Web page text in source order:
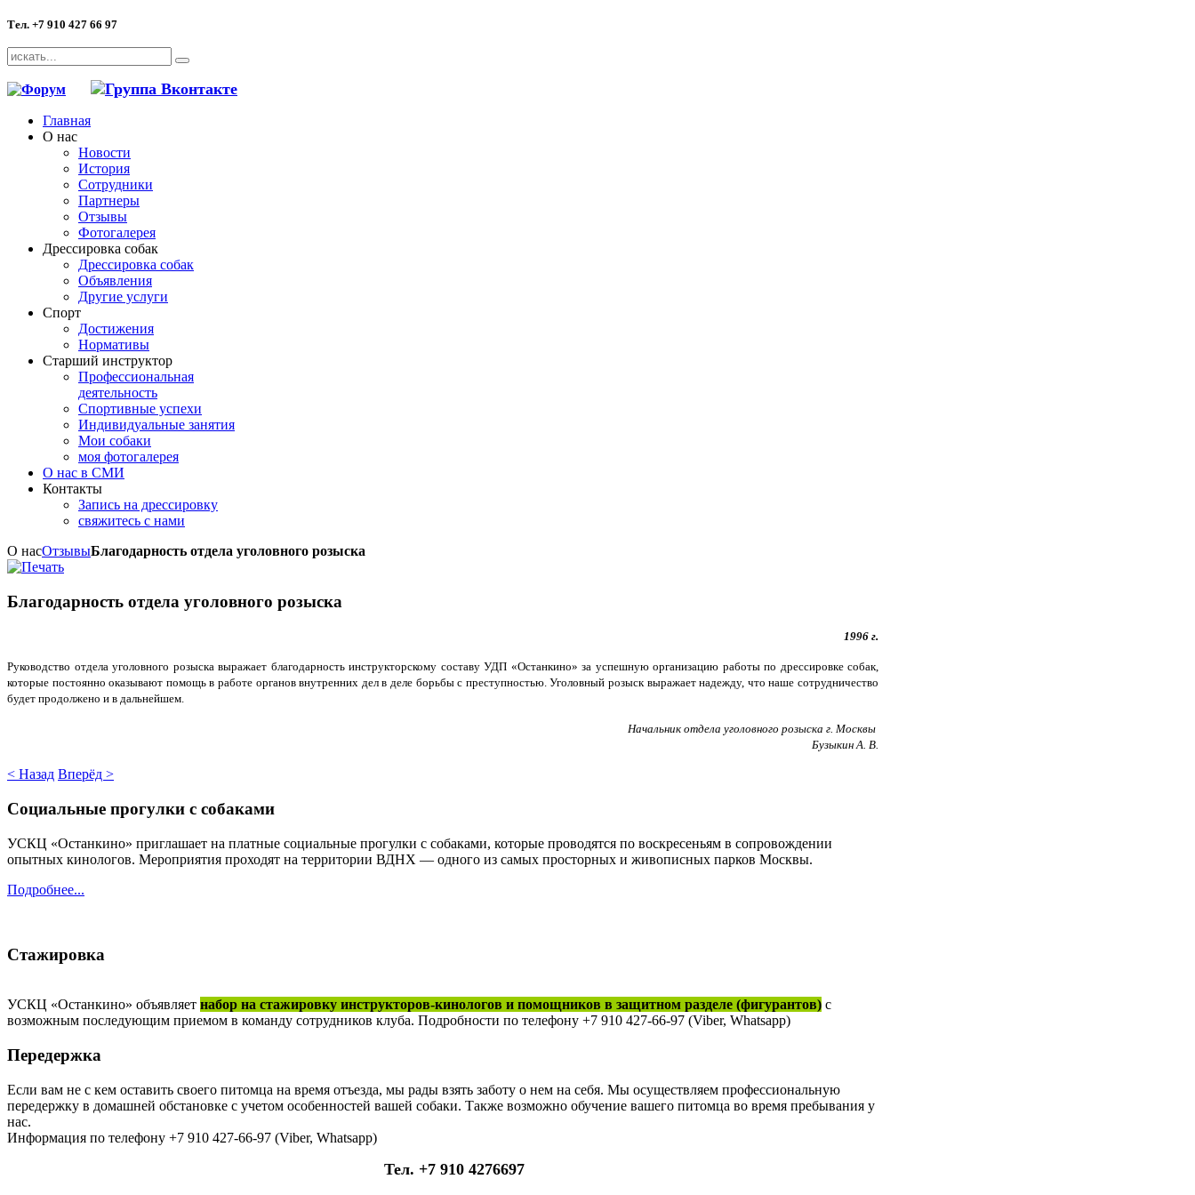
Тел. +7 910 427 66 97
Главная
О нас
Новости
История
Сотрудники
Партнеры
Отзывы
Фотогалерея
Дрессировка собак
Дрессировка собак
Объявления
Другие услуги
Спорт
Достижения
Нормативы
Старший инструктор
Профессиональная
деятельность
Спортивные успехи
Индивидуальные занятия
Мои собаки
моя фотогалерея
О нас в СМИ
Контакты
Запись на дрессировку
свяжитесь с нами
О насОтзывыБлагодарность отдела уголовного розыска
Благодарность отдела уголовного розыска
1996 г.
Руководство отдела уголовного розыска выражает благодарность инструкторскому составу УДП «Останкино» за успешную организацию работы по дрессировке собак,
которые постоянно оказывают помощь в работе органов внутренних дел в деле борьбы с преступностью. Уголовный розыск выражает надежду, что наше сотрудничество
будет продолжено и в дальнейшем.
Начальник отдела уголовного розыска г. Москвы
Бузыкин А. В.
< Назад Вперёд >
Социальные прогулки с собаками
УСКЦ «Останкино» приглашает на платные социальные прогулки с собаками, которые проводятся по воскресеньям в сопровождении
опытных кинологов. Мероприятия проходят на территории ВДНХ — одного из самых просторных и живописных парков Москвы.
Подробнее...
Стажировка
УСКЦ «Останкино» объявляет набор на стажировку инструкторов-кинологов и помощников в защитном разделе (фигурантов) с
возможным последующим приемом в команду сотрудников клуба. Подробности по телефону +7 910 427-66-97 (Viber, Whatsapp)
Передержка
Если вам не с кем оставить своего питомца на время отъезда, мы рады взять заботу о нем на себя. Мы осуществляем профессиональную
передержку в домашней обстановке с учетом особенностей вашей собаки. Также возможно обучение вашего питомца во время пребывания у
нас.
Информация по телефону +7 910 427-66-97 (Viber, Whatsapp)
Тел. +7 910 4276697